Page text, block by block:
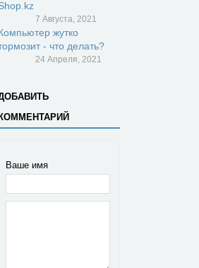
7 Августа, 2021
жутко
- что делать?
24 Апреля, 2021
Ваше имя